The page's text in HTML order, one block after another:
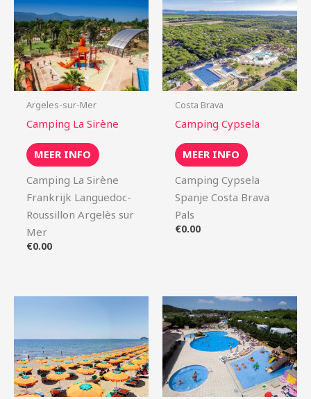
Argeles-sur-Mer
Camping La Sirène
MEER INFO
Camping La Sirène
Frankrijk Languedoc-
Roussillon Argelès sur
Mer
€0.00
Costa Brava
Camping Cypsela
MEER INFO
Camping Cypsela
Spanje Costa Brava
Pals
€0.00